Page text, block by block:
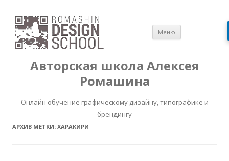
Авторская школа Алексея
Ромашина
Онлайн обучение графическому дизайну, типографике и
брендингу
Меню
содержимому
АРХИВ МЕТКИ: ХАРАКИРИ